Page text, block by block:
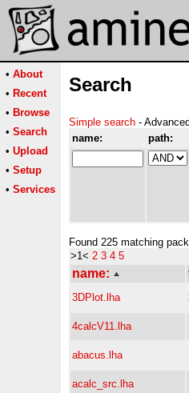
• About
• Recent
• Browse
• Search
• Upload
• Setup
• Services
Search
Simple search -
name:
path:
Found 225 matching
>1< 2 3 4 5
name:
3DPlot.lha
4calcV11.lha
abacus.lha
acalc_src.lha